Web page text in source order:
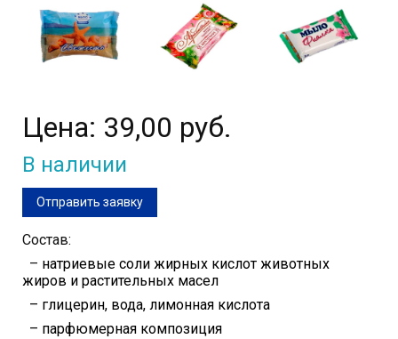
Цена: 39,00 руб.
В наличии
Отправить заявку
Состав:
– натриевые соли жирных кислот животных
жиров и растительных масел
– глицерин, вода, лимонная кислота
– парфюмерная композиция